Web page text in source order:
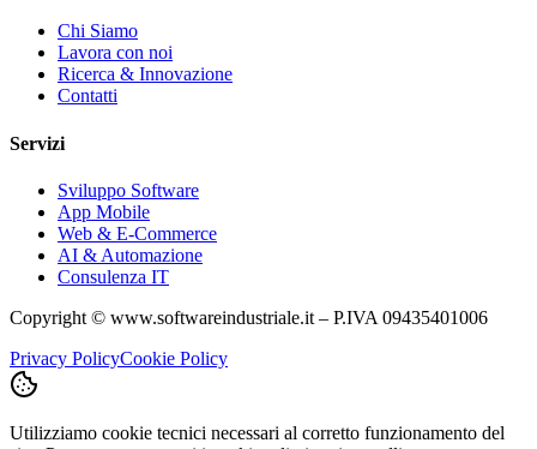
Chi Siamo
Lavora con noi
Ricerca & Innovazione
Contatti
Servizi
Sviluppo Software
App Mobile
Web & E-Commerce
AI & Automazione
Consulenza IT
Copyright © www.softwareindustriale.it – P.IVA 09435401006
Privacy PolicyCookie Policy
Utilizziamo cookie tecnici necessari al corretto funzionamento del